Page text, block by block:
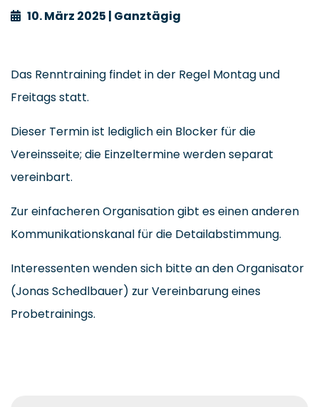
10. März 2025 | Ganztägig
Das Renntraining findet in der Regel Montag und
Freitags statt.
Dieser Termin ist lediglich ein Blocker für die
Vereinsseite; die Einzeltermine werden separat
vereinbart.
Zur einfacheren Organisation gibt es einen anderen
Kommunikationskanal für die Detailabstimmung.
Interessenten wenden sich bitte an den Organisator
(Jonas Schedlbauer) zur Vereinbarung eines
Probetrainings.